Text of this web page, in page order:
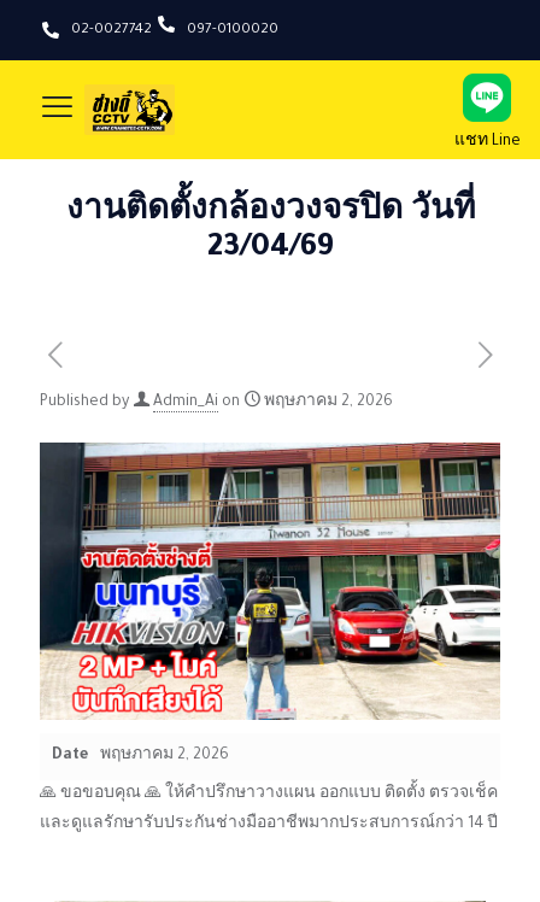
02-0027742 097-0100020
แชท Line
งานติดตั้งกล้องวงจรปิด วันที่
23/04/69
Published by Admin_Ai on พฤษภาคม 2, 2026
Date พฤษภาคม 2, 2026
🙏 ขอขอบคุณ 🙏 ให้คำปรึกษาวางแผน ออกแบบ ติดตั้ง ตรวจเช็ค
และดูแลรักษารับประกันช่างมืออาชีพมากประสบการณ์กว่า 14 ปี